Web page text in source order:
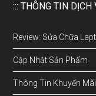
::: THÔNG TIN DỊCH
Review: Sửa Chữa
Cập Nhật Sản Phẩm
Thông Tin Khuyến Mãi